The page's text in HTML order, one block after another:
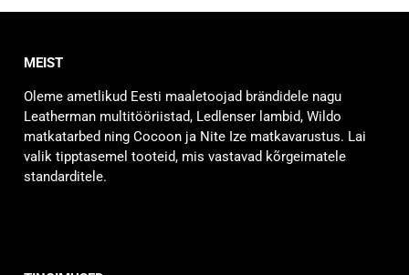
Valikuid
saab
teha
tootelehel.
saab
teha
tootelehel.
MEIST
Oleme ametlikud Eesti maaletoojad brändidele nagu
Leatherman multitööriistad, Ledlenser lambid, Wildo
matkatarbed ning Cocoon ja Nite Ize matkavarustus. Lai
valik tipptasemel tooteid, mis vastavad kõrgeimatele
standarditele.